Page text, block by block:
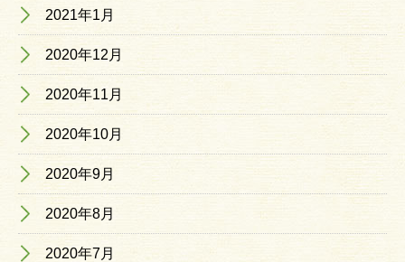
2021年1月
2020年12月
2020年11月
2020年10月
2020年9月
2020年8月
2020年7月